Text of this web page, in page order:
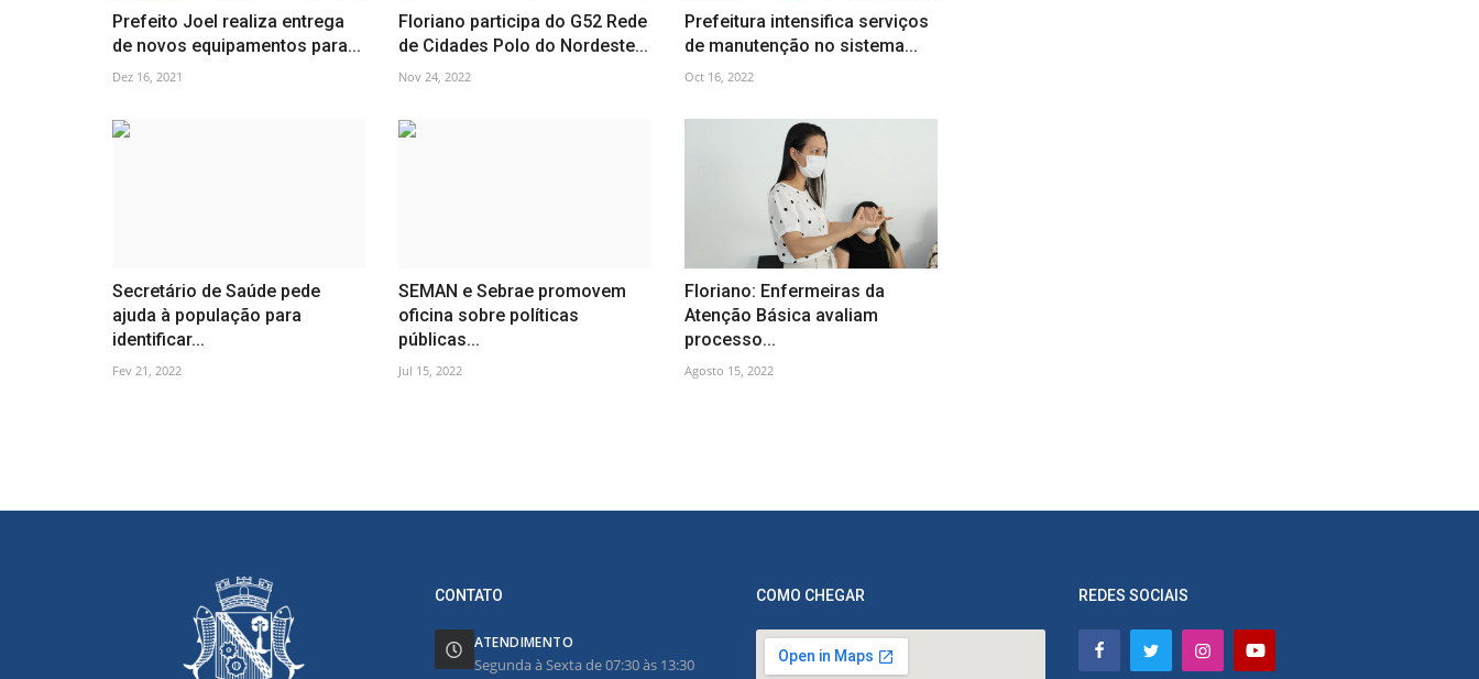
Prefeito Joel realiza entrega
de novos equipamentos para...
Dez 16, 2021
Floriano participa do G52 Rede
de Cidades Polo do Nordeste...
Nov 24, 2022
Prefeitura intensifica serviços
de manutenção no sistema...
Oct 16, 2022
Secretário de Saúde pede
ajuda à população para
identificar...
Fev 21, 2022
SEMAN e Sebrae promovem
oficina sobre políticas
públicas...
Jul 15, 2022
Floriano: Enfermeiras da
Atenção Básica avaliam
processo...
Agosto 15, 2022
CONTATO
ATENDIMENTO
Segunda à Sexta de 07:30 às 13:30
COMO CHEGAR REDES SOCIAIS